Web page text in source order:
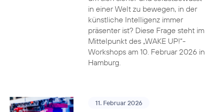
in einer Welt zu bewegen, in der
künstliche Intelligenz immer
präsenter ist? Diese Frage steht im
Mittelpunkt des „WAKE UP!“-
Workshops am 10. Februar 2026 in
Hamburg.
11. Februar 2026